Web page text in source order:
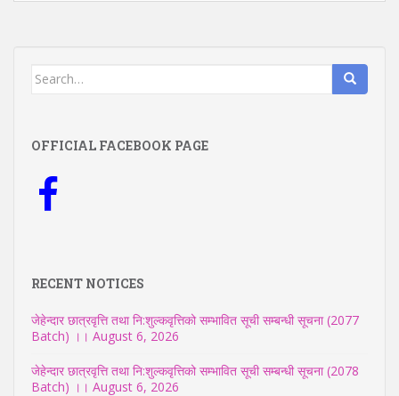
Search
OFFICIAL FACEBOOK PAGE
RECENT NOTICES
जेहेन्दार छात्रवृत्ति तथा नि:शुल्कवृत्तिको सम्भावित सूची सम्बन्धी सूचना (2077
Batch) ।। August 6, 2026
जेहेन्दार छात्रवृत्ति तथा नि:शुल्कवृत्तिको सम्भावित सूची सम्बन्धी सूचना (2078
Batch) ।। August 6, 2026